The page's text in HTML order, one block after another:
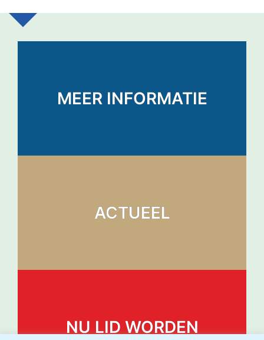
MEER INFORMATIE
ACTUEEL
NU LID WORDEN